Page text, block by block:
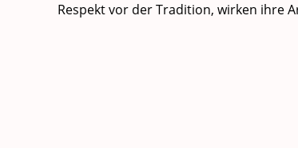
Respekt vor der Tra­di­tion, wirken ihre